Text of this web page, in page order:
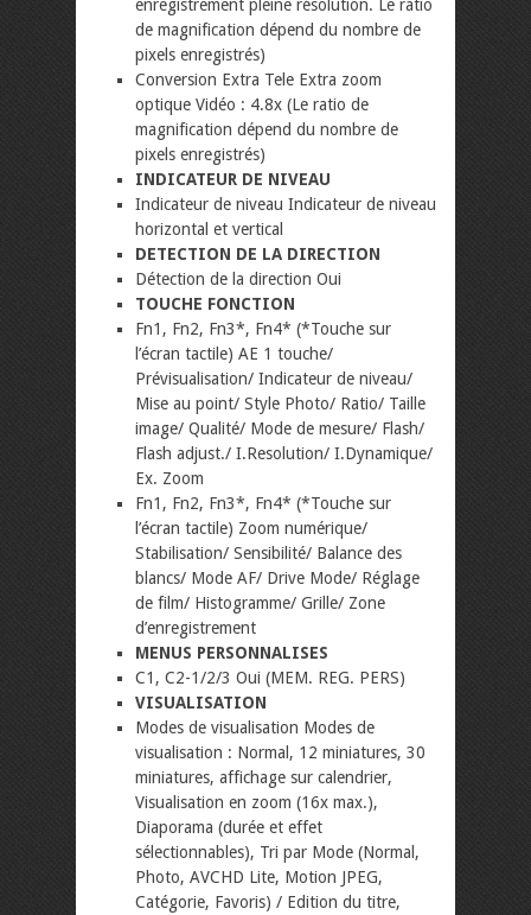
enregistrement pleine résolution. Le ratio
de magnification dépend du nombre de
pixels enregistrés)
Conversion Extra Tele Extra zoom
optique Vidéo : 4.8x (Le ratio de
magnification dépend du nombre de
pixels enregistrés)
INDICATEUR DE NIVEAU
Indicateur de niveau Indicateur de niveau
horizontal et vertical
DETECTION DE LA DIRECTION
Détection de la direction Oui
TOUCHE FONCTION
Fn1, Fn2, Fn3*, Fn4* (*Touche sur
l’écran tactile) AE 1 touche/
Prévisualisation/ Indicateur de niveau/
Mise au point/ Style Photo/ Ratio/ Taille
image/ Qualité/ Mode de mesure/ Flash/
Flash adjust./ I.Resolution/ I.Dynamique/
Ex. Zoom
Fn1, Fn2, Fn3*, Fn4* (*Touche sur
l’écran tactile) Zoom numérique/
Stabilisation/ Sensibilité/ Balance des
blancs/ Mode AF/ Drive Mode/ Réglage
de film/ Histogramme/ Grille/ Zone
d’enregistrement
MENUS PERSONNALISES
C1, C2-1/2/3 Oui (MEM. REG. PERS)
VISUALISATION
Modes de visualisation Modes de
visualisation : Normal, 12 miniatures, 30
miniatures, affichage sur calendrier,
Visualisation en zoom (16x max.),
Diaporama (durée et effet
sélectionnables), Tri par Mode (Normal,
Photo, AVCHD Lite, Motion JPEG,
Catégorie, Favoris) / Edition du titre,